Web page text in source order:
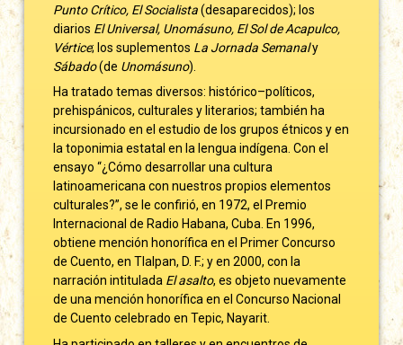
Punto Crítico, El Socialista(desaparecidos); los
diarios El Universal, Unomásuno, El Sol de Acapulco,
Vértice; los suplementos La Jornada Semanaly
Sábado(de Unomásuno).
Ha tratado temas diversos: histórico–políticos,
prehispánicos, culturales y literarios; también ha
incursionado en el estudio de los grupos étnicos y en
la toponimia estatal en la lengua indígena. Con el
ensayo “¿Cómo desarrollar una cultura
latinoamericana con nuestros propios elementos
culturales?”, se le confirió, en 1972, el Premio
Internacional de Radio Habana, Cuba. En 1996,
obtiene mención honorífica en el Primer Concurso
de Cuento, en Tlalpan, D. F.; y en 2000, con la
narración intitulada El asalto, es objeto nuevamente
de una mención honorífica en el Concurso Nacional
de Cuento celebrado en Tepic, Nayarit.